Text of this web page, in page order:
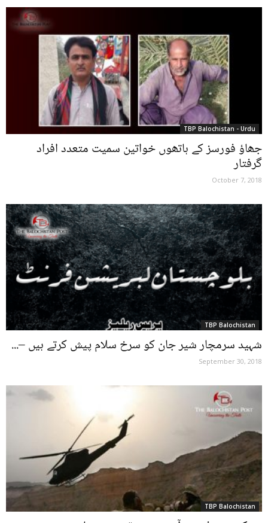
TBP Balochistan - Urdu
جھاؤ فورسز کے ہاتھوں خواتین سمیت متعدد افراد
گرفتار
October 7, 2018
TBP Balochistan
شہید سرمچار شیر جان کو سرخ سلام پیش کرتے ہیں –...
September 30, 2018
TBP Balochistan